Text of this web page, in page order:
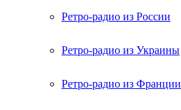
Ретро-радио из России
Ретро-радио из Украины
Ретро-радио из Франции